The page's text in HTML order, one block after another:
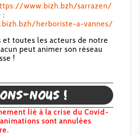
www.bizh.bzh/sarrazen/
:
herboriste-a-vannes/
et toutes les acteurs de notre
peut animer son réseau
!
nous !
lié à la crise du Covid-
sont annulées